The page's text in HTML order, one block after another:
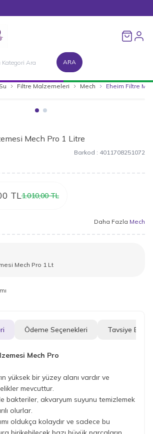
ARA
Filtre Malzemeleri Mech Eheim Filtre
Mech Pro 1 Litre
Barkod : 4011708251072
TL1.010,00TL
Daha Fazla Mech
Mech Pro 1 Lt
Ödeme Seçenekleri Tavsiye Et
Mech Pro
yüksek bir yüzey alanı vardır ve
mevcuttur.
bakteriler, akvaryum suyunu temizlemek
olurlar.
oldukça kolaydır ve sadece bu